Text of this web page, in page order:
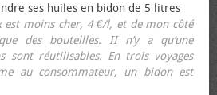
ses huiles en bidon de 5 litres
est moins cher, 4 €/l, et de mon côté
des bouteilles. II n’y a qu’une
sont réutilisables. En trois voyages
au consommateur, un bidon est